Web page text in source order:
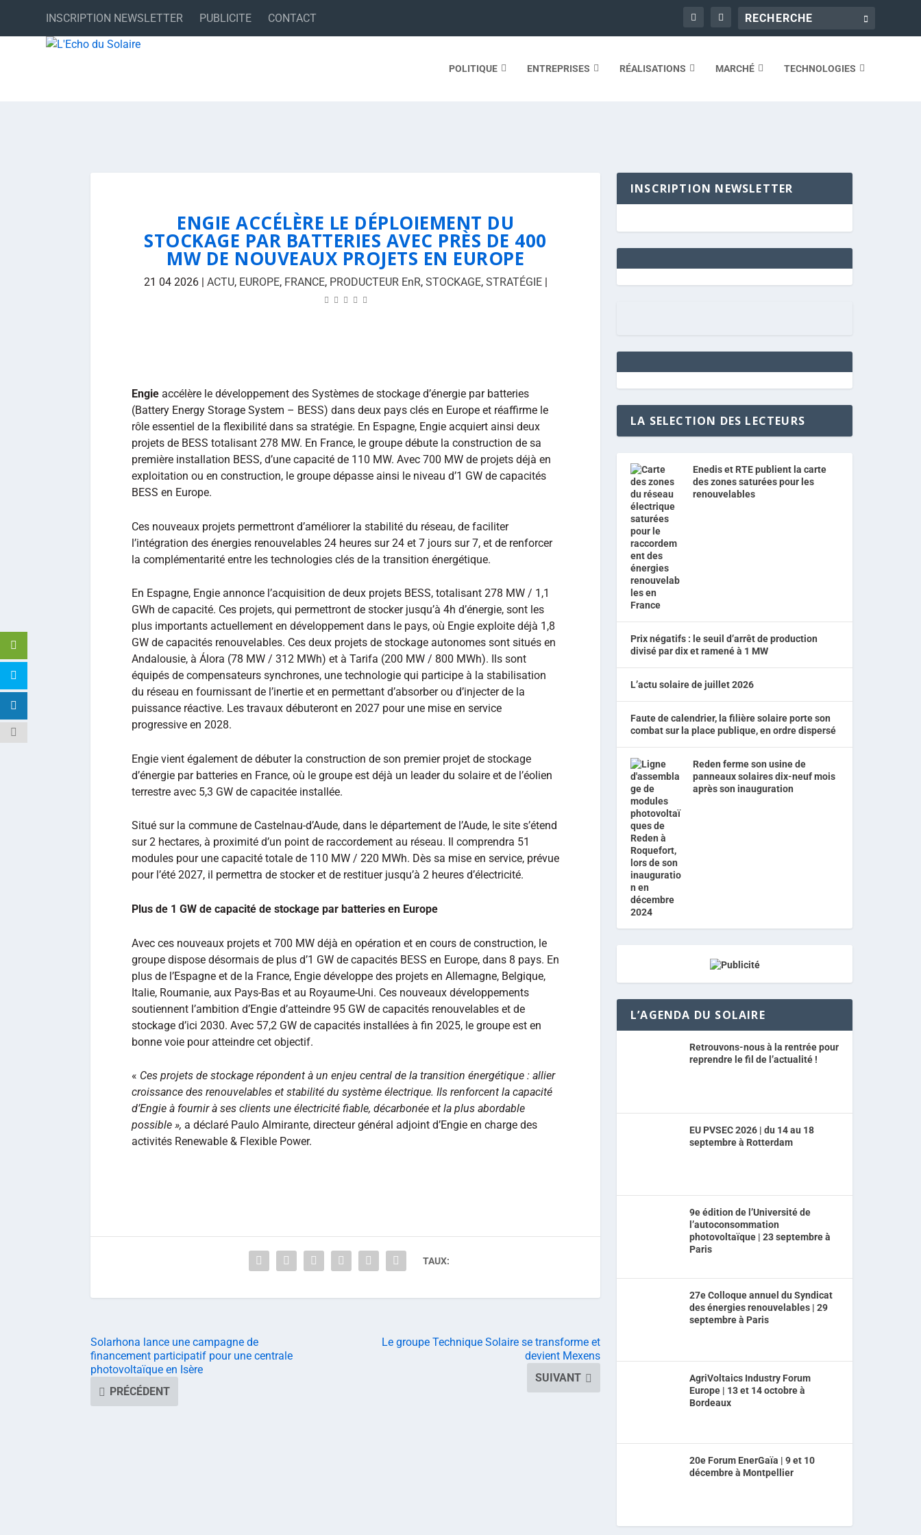
INSCRIPTION NEWSLETTER PUBLICITE CONTACT
POLITIQUE ENTREPRISES RÉALISATIONS MARCHÉ TECHNOLOGIES
ENGIE ACCÉLÈRE LE DÉPLOIEMENT DU
STOCKAGE PAR BATTERIES AVEC PRÈS DE 400
MW DE NOUVEAUX PROJETS EN EUROPE
21 04 2026| ACTU, EUROPE, FRANCE, PRODUCTEUR EnR, STOCKAGE, STRATÉGIE|
Engie accélère le développement des Systèmes de stockage d’énergie par batteries
(Battery Energy Storage System – BESS) dans deux pays clés en Europe et réaffirme le
rôle essentiel de la flexibilité dans sa stratégie. En Espagne, Engie acquiert ainsi deux
projets de BESS totalisant 278 MW. En France, le groupe débute la construction de sa
première installation BESS, d’une capacité de 110 MW. Avec 700 MW de projets déjà en
exploitation ou en construction, le groupe dépasse ainsi le niveau d’1 GW de capacités
BESS en Europe.
Ces nouveaux projets permettront d’améliorer la stabilité du réseau, de faciliter
l’intégration des énergies renouvelables 24 heures sur 24 et 7 jours sur 7, et de renforcer
la complémentarité entre les technologies clés de la transition énergétique.
En Espagne, Engie annonce l’acquisition de deux projets BESS, totalisant 278 MW / 1,1
GWh de capacité. Ces projets, qui permettront de stocker jusqu’à 4h d’énergie, sont les
plus importants actuellement en développement dans le pays, où Engie exploite déjà 1,8
GW de capacités renouvelables. Ces deux projets de stockage autonomes sont situés en
Andalousie, à Álora (78 MW / 312 MWh) et à Tarifa (200 MW / 800 MWh). Ils sont
équipés de compensateurs synchrones, une technologie qui participe à la stabilisation
du réseau en fournissant de l’inertie et en permettant d’absorber ou d’injecter de la
puissance réactive. Les travaux débuteront en 2027 pour une mise en service
progressive en 2028.
Engie vient également de débuter la construction de son premier projet de stockage
d’énergie par batteries en France, où le groupe est déjà un leader du solaire et de l’éolien
terrestre avec 5,3 GW de capacitée installée.
Situé sur la commune de Castelnau-d’Aude, dans le département de l’Aude, le site s’étend
sur 2 hectares, à proximité d’un point de raccordement au réseau. Il comprendra 51
modules pour une capacité totale de 110 MW / 220 MWh. Dès sa mise en service, prévue
pour l’été 2027, il permettra de stocker et de restituer jusqu’à 2 heures d’électricité.
Plus de 1 GW de capacité de stockage par batteries en Europe
Avec ces nouveaux projets et 700 MW déjà en opération et en cours de construction, le
groupe dispose désormais de plus d’1 GW de capacités BESS en Europe, dans 8 pays. En
plus de l’Espagne et de la France, Engie développe des projets en Allemagne, Belgique,
Italie, Roumanie, aux Pays-Bas et au Royaume-Uni. Ces nouveaux développements
soutiennent l’ambition d’Engie d’atteindre 95 GW de capacités renouvelables et de
stockage d’ici 2030. Avec 57,2 GW de capacités installées à fin 2025, le groupe est en
bonne voie pour atteindre cet objectif.
« Ces projets de stockage répondent à un enjeu central de la transition énergétique : allier
croissance des renouvelables et stabilité du système électrique. Ils renforcent la capacité
d’Engie à fournir à ses clients une électricité fiable, décarbonée et la plus abordable
possible », a déclaré Paulo Almirante, directeur général adjoint d’Engie en charge des
activités Renewable & Flexible Power.
TAUX:
Solarhona lance une campagne de
financement participatif pour une centrale
photovoltaïque en Isère
PRÉCÉDENT
Le groupe Technique Solaire se transforme et
devient Mexens
SUIVANT
INSCRIPTION NEWSLETTER
LA SELECTION DES LECTEURS
Enedis et RTE publient la carte
des zones saturées pour les
renouvelables
Prix négatifs : le seuil d’arrêt de production
divisé par dix et ramené à 1 MW
L’actu solaire de juillet 2026
Faute de calendrier, la filière solaire porte son
combat sur la place publique, en ordre dispersé
Reden ferme son usine de
panneaux solaires dix-neuf mois
après son inauguration
L’AGENDA DU SOLAIRE
Retrouvons-nous à la rentrée pour
reprendre le fil de l’actualité !
EU PVSEC 2026 | du 14 au 18
septembre à Rotterdam
9e édition de l’Université de
l’autoconsommation
photovoltaïque | 23 septembre à
Paris
27e Colloque annuel du Syndicat
des énergies renouvelables | 29
septembre à Paris
AgriVoltaics Industry Forum
Europe | 13 et 14 octobre à
Bordeaux
20e Forum EnerGaïa | 9 et 10
décembre à Montpellier